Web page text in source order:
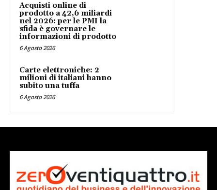
Acquisti online di
prodotto a 42,6 miliardi
nel 2026: per le PMI la
sfida è governare le
informazioni di prodotto
6 Agosto 2026
Carte elettroniche: 2
milioni di italiani hanno
subito una tuffa
6 Agosto 2026